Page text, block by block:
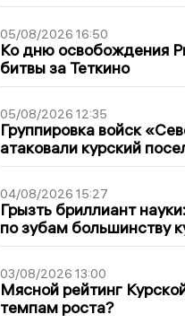
05/08/2026 16:50
Ко дню освобождения
битвы за Теткино
05/08/2026 12:35
Группировка войск
атаковали курский
04/08/2026 15:27
Грызть бриллиант
по зубам большинству
03/08/2026 13:00
Мясной рейтинг
темпам роста?